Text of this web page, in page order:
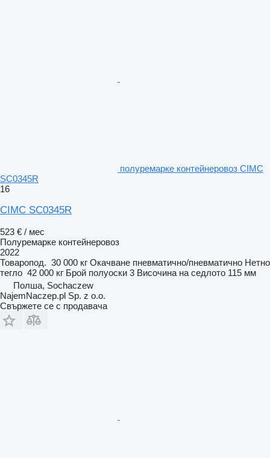
полуремарке контейнеровоз CIMC
SC0345R
16
CIMC SC0345R
523 € / мес
Полуремарке контейнеровоз
2022
Товаропод. 30 000 кг Окачване пневматично/пневматично Нетно
тегло 42 000 кг Брой полуоски 3 Височина на седлото 115 мм
Полша, Sochaczew
NajemNaczep.pl Sp. z o.o.
Свържете се с продавача